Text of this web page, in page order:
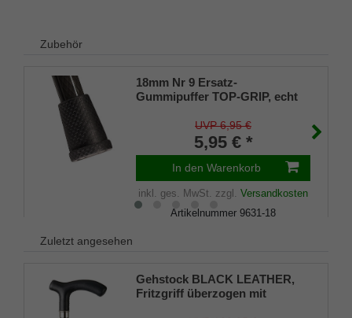
Zubehör
18mm Nr 9 Ersatz-
Gummipuffer TOP-GRIP, echt
UVP 6,95 €
5,95 € *
In den Warenkorb
inkl. ges. MwSt. zzgl. Versandkosten
Artikelnummer 9631-18
Zuletzt angesehen
Gehstock BLACK LEATHER,
Fritzgriff überzogen mit